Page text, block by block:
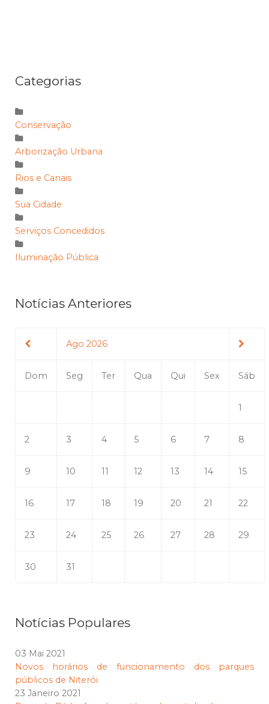
Categorias
Conservação
Arborização Urbana
Rios e Canais
Sua Cidade
Serviços Concedidos
Iluminação Pública
Notícias Anteriores
Ago 2026
Dom Seg Ter Qua Qui Sex Sáb
1
2 3 4 5 6 7 8
9 10 11 12 13 14 15
16 17 18 19 20 21 22
23 24 25 26 27 28 29
30 31
Notícias Populares
03 Mai 2021
Novos horários de funcionamento dos parques
públicos de Niterói
23 Janeiro 2021